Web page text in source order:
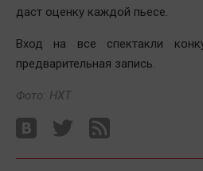
даст оценку каждой пьесе.
Вход на все спектакли
предварительная запись.
Фото: НХТ